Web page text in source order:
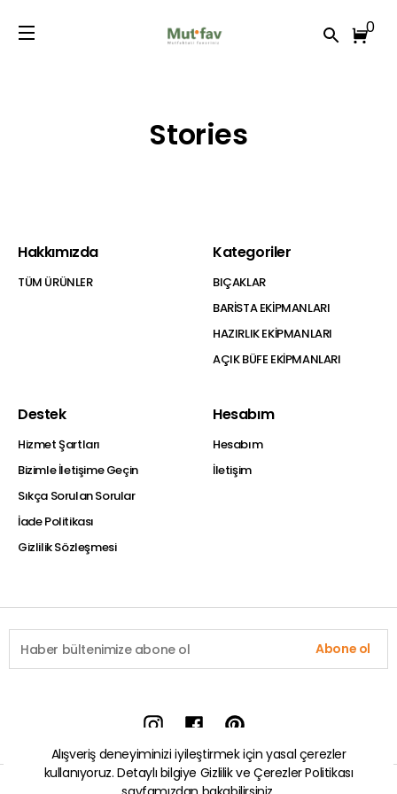
0
Alışveriş deneyiminizi iyileştirmek için yasal çerezler
kullanıyoruz. Detaylı bilgiye Gizlilik ve Çerezler Politikası
Stories
Hakkımızda
TÜM ÜRÜNLER
Kategoriler
BIÇAKLAR
BARİSTA EKİPMANLARI
HAZIRLIK EKİPMANLARI
AÇIK BÜFE EKİPMANLARI
Destek
Hizmet Şartları
Bizimle İletişime Geçin
Sıkça Sorulan Sorular
İade Politikası
Gizlilik Sözleşmesi
Hesabım
Hesabım
İletişim
Abone ol